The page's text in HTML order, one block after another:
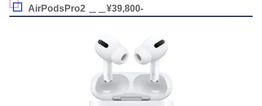
AirPodsPro2 ＿＿¥39,800-